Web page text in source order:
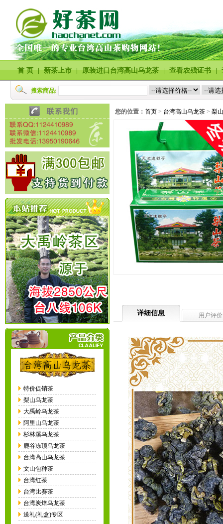
首 页 | 新茶上市 | 原装进口台湾高山乌龙茶 | 查看农残证书 |
搜索商品:
特价促销茶
梨山乌龙茶
大禹岭乌龙茶
阿里山乌龙茶
杉林溪乌龙茶
鹿谷冻顶乌龙茶
台湾高山乌龙茶
文山包种茶
台湾红茶
台湾比赛茶
台湾炭焙乌龙茶
送礼(礼盒)专区
您的位置： 首页> 台湾高山乌龙茶> 梨
详细信息 用户评价